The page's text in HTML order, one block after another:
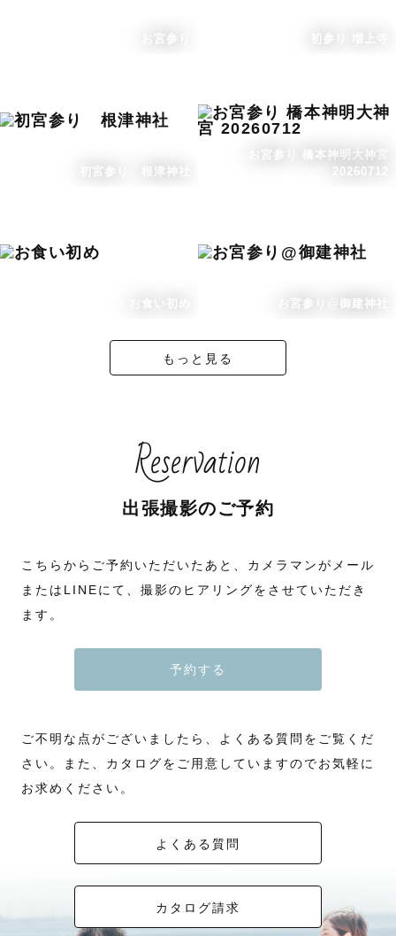
お宮参り 初参り 増上寺
初宮参り 根津神社
お宮参り 橋本神明大神宮
20260712
お宮参り@御建神社
もっと見る
Reservation
出張撮影のご予約
こちらからご予約いただいたあと、カメラマンがメール
またはLINEにて、撮影のヒアリングをさせていただき
ます。
予約する
ご不明な点がございましたら、よくある質問をご覧くだ
さい。また、カタログをご用意していますのでお気軽に
お求めください。
よくある質問
カタログ請求